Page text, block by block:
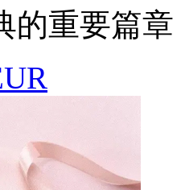
的重要篇章